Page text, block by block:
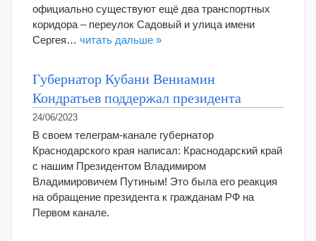
официально существуют ещё два транспортных
коридора – переулок Садовый и улица имени
Сергея… читать дальше »
Губернатор Кубани Вениамин
Кондратьев поддержал президента
24/06/2023
В своем телеграм-канале губернатор
Краснодарского края написал: Краснодарский край
с нашим Президентом Владимиром
Владимировичем Путиным! Это была его реакция
на обращение президента к гражданам РФ на
Первом канале.